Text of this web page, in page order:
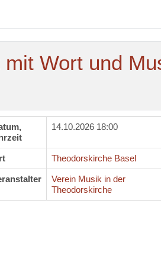
Wort und
14.10.2026 18:00
Theodorskirche Basel
Verein Musik in der
Theodorskirche